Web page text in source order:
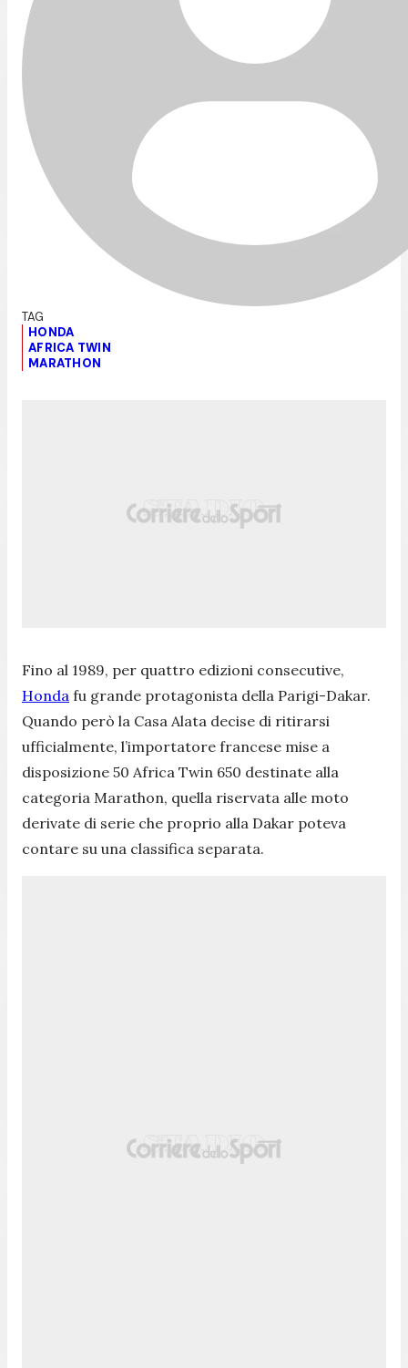
HONDA
AFRICA TWIN
MARATHON
Fino al 1989, per quattro edizioni consecutive,
Honda fu grande protagonista della Parigi-Dakar.
Quando però la Casa Alata decise di ritirarsi
ufficialmente, l’importatore francese mise a
disposizione 50 Africa Twin 650 destinate alla
categoria Marathon, quella riservata alle moto
derivate di serie che proprio alla Dakar poteva
contare su una classifica separata.